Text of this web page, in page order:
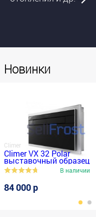
Новинки
Climer
Climer VX 32 Polar
выставочный образец
В наличии
84 000 р